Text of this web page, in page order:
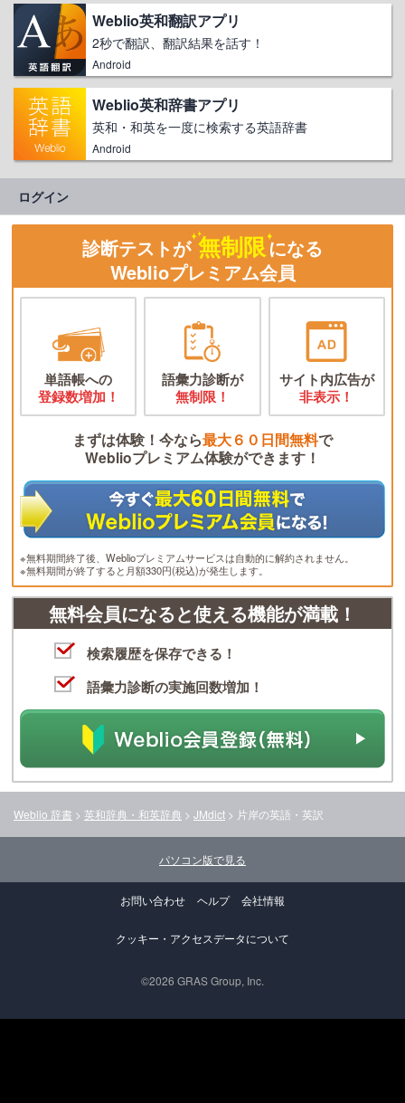
Weblio英和翻訳アプリ
2秒で翻訳、翻訳結果を話す！
Android
Weblio英和辞書アプリ
英和・和英を一度に検索する英語辞書
Android
ログイン
診断テストが 無制限になる
Weblioプレミアム会員
単語帳への
登録数増加！
語彙力診断が
無制限！
サイト内広告が
非表示！
まずは体験！今なら最大６０日間無料で
Weblioプレミアム体験ができます！
※無料期間終了後、Weblioプレミアムサービスは自動的に解約されません。
※無料期間が終了すると月額330円(税込)が発生します。
無料会員になると使える機能が満載！
検索履歴を保存できる！
語彙力診断の実施回数増加！
Weblio 辞書 > 英和辞典・和英辞典 > JMdict > 片岸の英語・英訳
パソコン版で見る
お問い合わせ ヘルプ 会社情報
クッキー・アクセスデータについて
©2026 GRAS Group, Inc.